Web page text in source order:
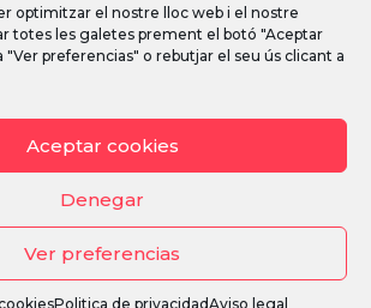
optimitzar el nostre lloc web i el nostre
totes les galetes prement el botó "Aceptar
preferencias" o rebutjar el seu ús clicant a
Aceptar cookies
Denegar
Ver preferencias
Politica de privacidadAviso legal
de privacitat·Política de cookies